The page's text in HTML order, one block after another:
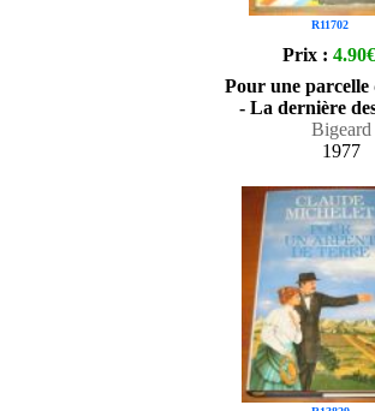
R11702
Prix : 4.90€
Pour une parcelle
- La dernière
Bigeard
1977